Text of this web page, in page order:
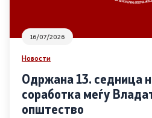
Извештаи
Список на ОЈИ
16/07/2026
Новости
Одржана 13. седница
соработка меѓу
општество